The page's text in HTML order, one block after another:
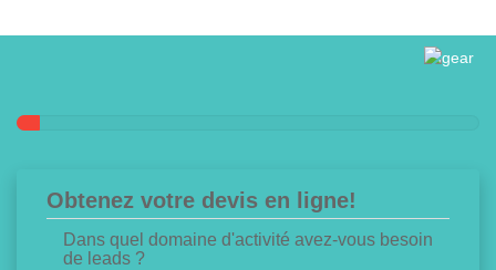
Obtenez votre devis en ligne!
Dans quel domaine d'activité avez-vous besoin
de leads ?